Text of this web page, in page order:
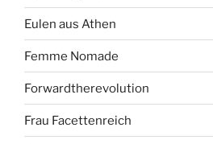
Eulen aus Athen
Femme Nomade
Forwardtherevolution
Frau Facettenreich